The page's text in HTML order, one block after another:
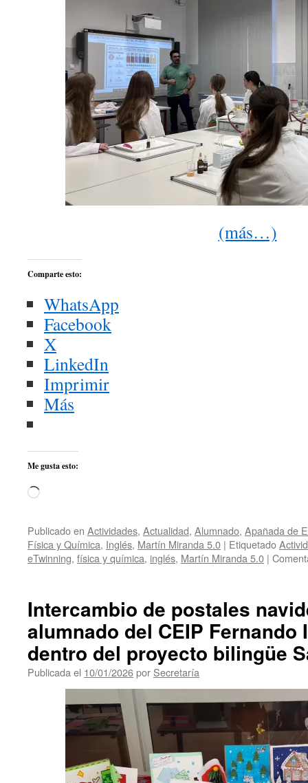
(más…)
Comparte esto:
WhatsApp
Facebook
X
LinkedIn
Imprimir
Más
Me gusta esto:
Cargando...
Publicado en Actividades, Actualidad, Alumnado, Apañada de
Física y Química, Inglés, Martín Miranda 5.0 | Etiquetado
eTwinning, física y química, inglés, Martín Miranda 5.0 |
Intercambio de postales
alumnado del CEIP Fernando
dentro del proyecto bilingüe
Publicada el 10/01/2026por Secretaría